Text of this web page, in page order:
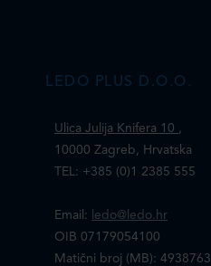
LEDO PLUS D.O.O.
Ulica Julija Knifera 10 ,
10000 Zagreb, Hrvatska
TEL: +385 (0)1 2385 555
Email:
ledo@ledo.hr
OIB 07179054100
Matični broj (MB): 4938763